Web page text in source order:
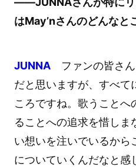
はMay’nさんのどんなと
JUNNAファンの皆さん
だと思いますが、すべて
ころですね。歌うことへ
ることへの追求を惜しま
い想いを注いでいるから
についていくんだなと感